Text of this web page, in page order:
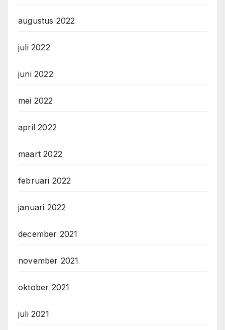
augustus 2022
juli 2022
juni 2022
mei 2022
april 2022
maart 2022
februari 2022
januari 2022
december 2021
november 2021
oktober 2021
juli 2021